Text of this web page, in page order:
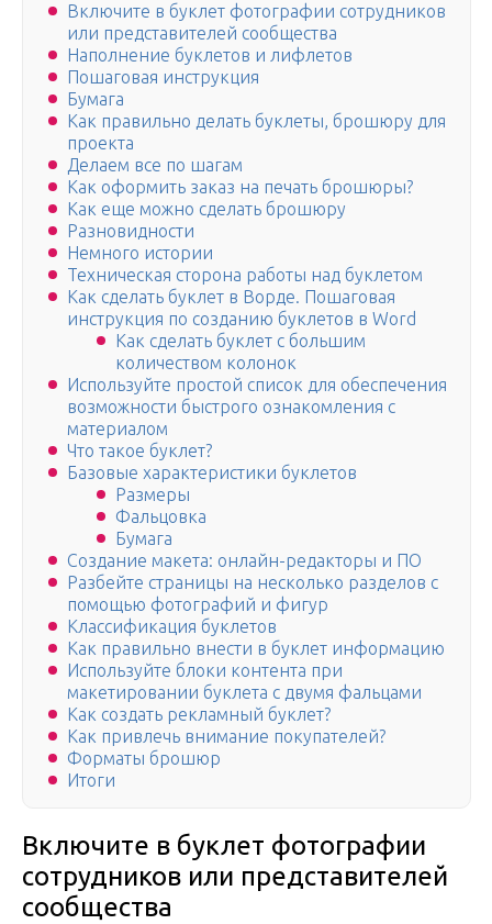
Включите в буклет фотографии сотрудников
или представителей сообщества
Наполнение буклетов и лифлетов
Пошаговая инструкция
Бумага
Как правильно делать буклеты, брошюру для
проекта
Делаем все по шагам
Как оформить заказ на печать брошюры?
Как еще можно сделать брошюру
Разновидности
Немного истории
Техническая сторона работы над буклетом
Как сделать буклет в Ворде. Пошаговая
инструкция по созданию буклетов в Word
Как сделать буклет с большим
количеством колонок
Используйте простой список для обеспечения
возможности быстрого ознакомления с
материалом
Что такое буклет?
Базовые характеристики буклетов
Размеры
Фальцовка
Бумага
Создание макета: онлайн-редакторы и ПО
Разбейте страницы на несколько разделов с
помощью фотографий и фигур
Классификация буклетов
Как правильно внести в буклет информацию
Используйте блоки контента при
макетировании буклета с двумя фальцами
Как создать рекламный буклет?
Как привлечь внимание покупателей?
Форматы брошюр
Итоги
Включите в буклет фотографии
сотрудников или представителей
сообщества